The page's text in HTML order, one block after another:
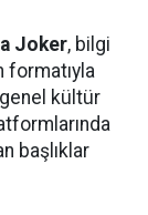
Joker, bilgi
formatıyla
kültür
başlıklar